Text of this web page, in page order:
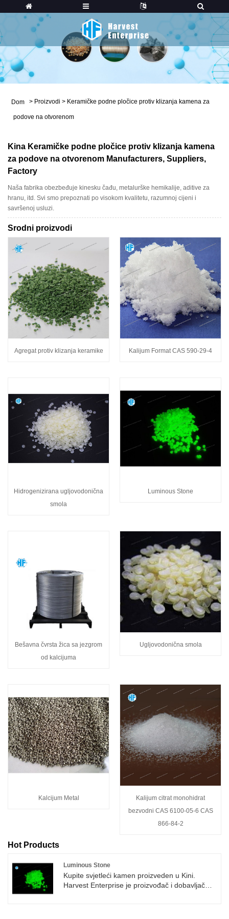
Dom > Proizvodi > Keramičke podne pločice protiv klizanja kamena za
podove na otvorenom
Kina Keramičke podne pločice protiv klizanja kamena
za podove na otvorenom Manufacturers, Suppliers,
Factory
Naša fabrika obezbeđuje kinesku čađu, metalurške hemikalije, aditive za
hranu, itd. Svi smo prepoznati po visokom kvalitetu, razumnoj cijeni i
savršenoj usluzi.
Srodni proizvodi
Agregat protiv klizanja keramike Kalijum Format CAS 590-29-4
Hidrogenizirana ugljovodonična
smola
Luminous Stone
Bešavna čvrsta žica sa jezgrom
od kalcijuma
Ugljovodonična smola
Kalcijum Metal
Kalijum citrat monohidrat
bezvodni CAS 6100-05-6 CAS
866-84-2
Hot Products
Luminous Stone
Kupite svjetleći kamen proizveden u Kini.
Harvest Enterprise je proizvođač i dobavljač